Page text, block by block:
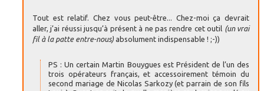
Tout est relatif. Chez vous peut-être... Chez-moi ça devrait
aller, j’ai réussi jusqu’à présent à ne pas rendre cet outil (un vrai
fil à la patte entre-nous) absolument indispensable ! ;-))
PS : Un certain Martin Bouygues est Président de l’un des
trois opérateurs français, et accessoirement témoin du
second mariage de Nicolas Sarkozy (et parrain de son fils